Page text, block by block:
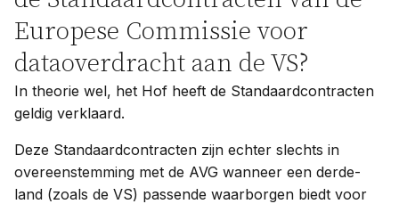
Europese Commissie voor
dataoverdracht aan de VS?
In theorie wel, het Hof heeft de Standaardcontracten
geldig verklaard.
Deze Standaardcontracten zijn echter slechts in
overeenstemming met de AVG wanneer een derde-
land (zoals de VS) passende waarborgen biedt voor